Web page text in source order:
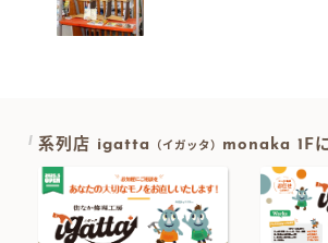
系列店 igatta （イガッタ） monaka 1F